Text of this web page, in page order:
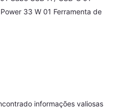
33 W 01 Ferramenta de
informações valiosas